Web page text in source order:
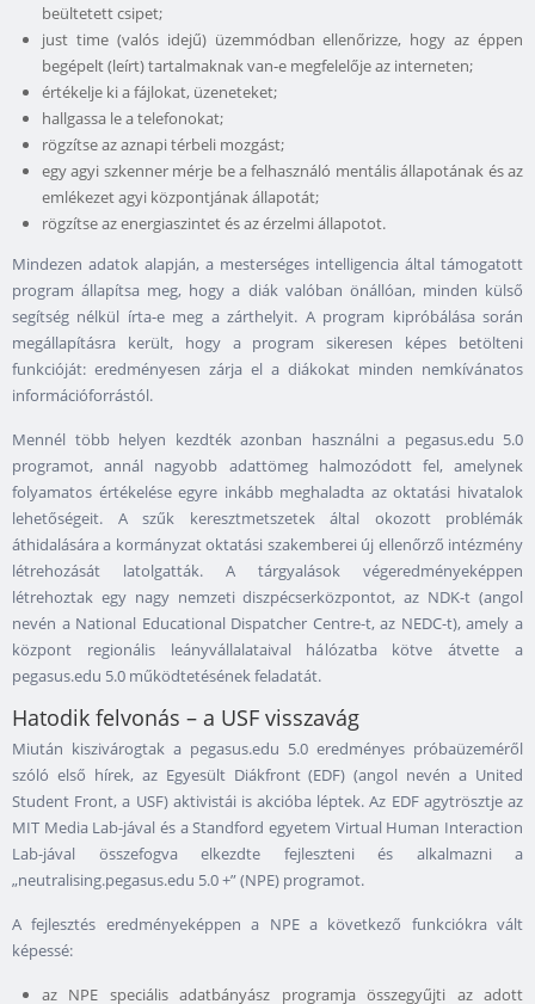
beültetett csipet;
just time (valós idejű) üzemmódban ellenőrizze, hogy az éppen
begépelt (leírt) tartalmaknak van-e megfelelője az interneten;
értékelje ki a fájlokat, üzeneteket;
hallgassa le a telefonokat;
rögzítse az aznapi térbeli mozgást;
egy agyi szkenner mérje be a felhasználó mentális állapotának és az
emlékezet agyi központjának állapotát;
rögzítse az energiaszintet és az érzelmi állapotot.
Mindezen adatok alapján, a mesterséges intelligencia által támogatott
program állapítsa meg, hogy a diák valóban önállóan, minden külső
segítség nélkül írta-e meg a zárthelyit. A program kipróbálása során
megállapításra került, hogy a program sikeresen képes betölteni
funkcióját: eredményesen zárja el a diákokat minden nemkívánatos
információforrástól.
Mennél több helyen kezdték azonban használni a pegasus.edu 5.0
programot, annál nagyobb adattömeg halmozódott fel, amelynek
folyamatos értékelése egyre inkább meghaladta az oktatási hivatalok
lehetőségeit. A szűk keresztmetszetek által okozott problémák
áthidalására a kormányzat oktatási szakemberei új ellenőrző intézmény
létrehozását latolgatták. A tárgyalások végeredményeképpen
létrehoztak egy nagy nemzeti diszpécserközpontot, az NDK-t (angol
nevén a National Educational Dispatcher Centre-t, az NEDC-t), amely a
központ regionális leányvállalataival hálózatba kötve átvette a
pegasus.edu 5.0 működtetésének feladatát.
Hatodik felvonás – a USF visszavág
Miután kiszivárogtak a pegasus.edu 5.0 eredményes próbaüzeméről
szóló első hírek, az Egyesült Diákfront (EDF) (angol nevén a United
Student Front, a USF) aktivistái is akcióba léptek. Az EDF agytrösztje az
MIT Media Lab-jával és a Standford egyetem Virtual Human Interaction
Lab-jával összefogva elkezdte fejleszteni és alkalmazni a
„neutralising.pegasus.edu 5.0 +” (NPE) programot.
A fejlesztés eredményeképpen a NPE a következő funkciókra vált
képessé:
az NPE speciális adatbányász programja összegyűjti az adott